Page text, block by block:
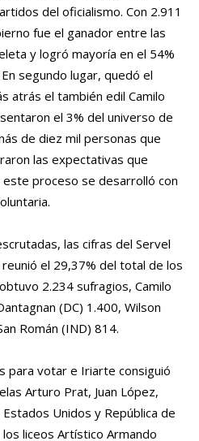
del oficialismo. Con 2.911
fue el ganador entre las
y logró mayoría en el 54%
segundo lugar, quedó el
atrás el también edil Camilo
el 3% del universo de
de diez mil personas que
las expectativas que
proceso se desarrolló con
las cifras del Servel
el 29,37% del total de los
2.234 sufragios, Camilo
(DC) 1.400, Wilson
Román (IND) 814.
para votar e Iriarte consiguió
Arturo Prat, Juan López,
Unidos y República de
liceos Artístico Armando